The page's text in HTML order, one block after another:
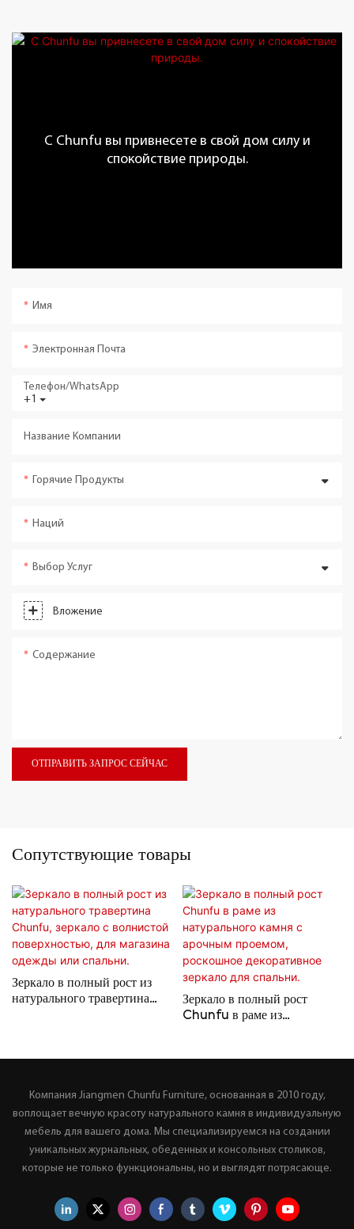
С Chunfu вы привнесете в свой дом силу и
спокойствие природы.
Имя
Электронная Почта
+1
Телефон/WhatsApp
Название Компании
Горячие Продукты
Наций
Выбор Услуг
Вложение
Содержание
ОТПРАВИТЬ ЗАПРОС СЕЙЧАС
Сопутствующие товары
Зеркало в полный рост из
натурального травертина
спальни.
Зеркало в полный рост
Chunfu в раме из
Компания Jiangmen Chunfu Furniture, основанная в 2010 году,
воплощает вечную красоту натурального камня в индивидуальную
мебель для вашего дома. Мы специализируемся на создании
уникальных журнальных, обеденных и консольных столиков,
которые не только функциональны, но и выглядят потрясающе.